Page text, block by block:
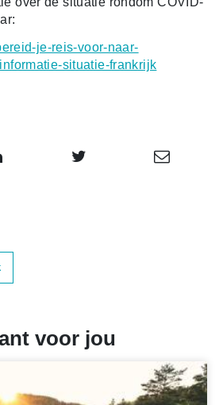
je-reis-voor-naar-
situatie-frankrijk
voor jou